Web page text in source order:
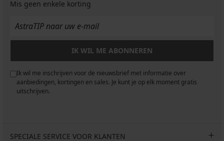
Sloggi
ADAPT
voorgevormd
€
Mis geen enkele korting
IK WIL ME ABONNEREN
Ik wil me inschrijven voor de nieuwsbrief met informatie over
aanbiedingen, kortingen en sales. Je kunt je op elk moment gratis
uitschrijven.
SPECIALE SERVICE VOOR KLANTEN